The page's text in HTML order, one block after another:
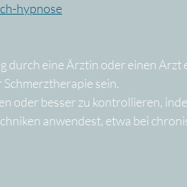
hypnose
durch eine Ärztin oder einen Arzt
sein.
oder besser zu kontrollieren,
anwendest, etwa bei